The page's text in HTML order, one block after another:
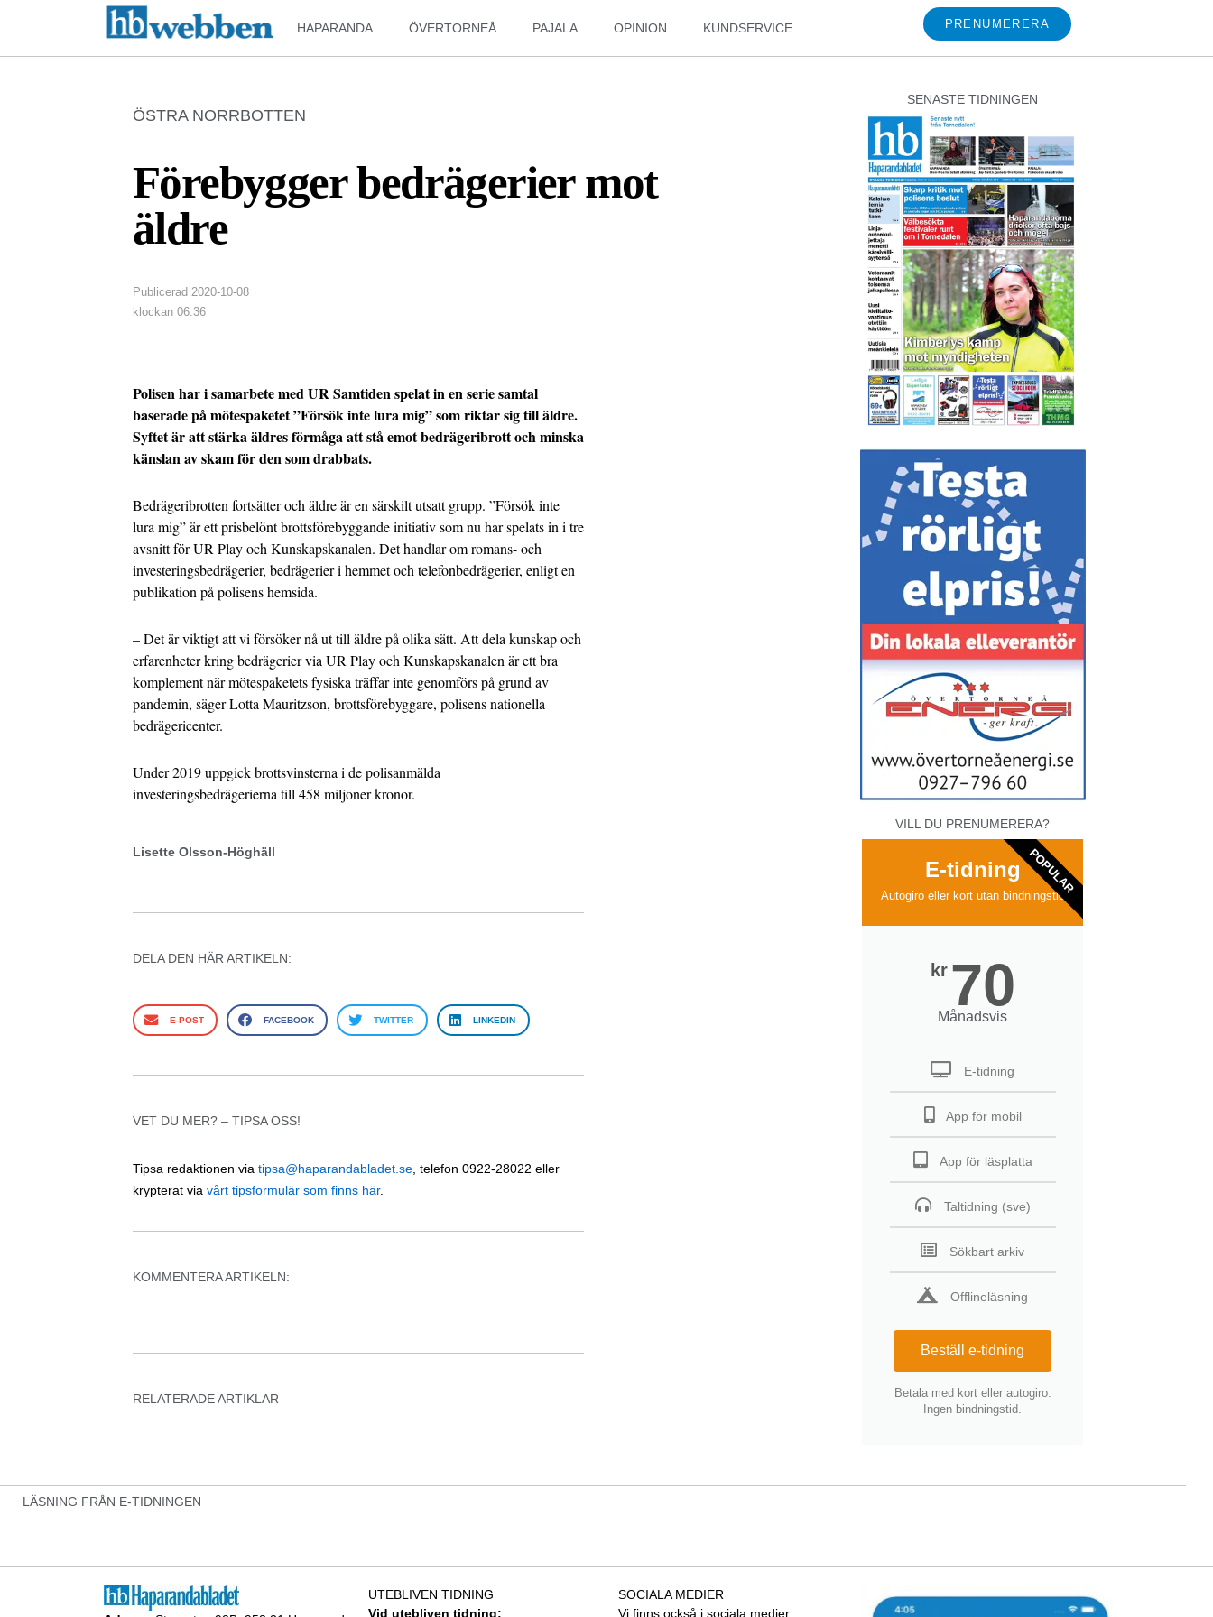
HAPARANDA ÖVERTORNEÅ PAJALA OPINION KUNDSERVICE PRENUMERERA
ÖSTRA NORRBOTTEN
Förebygger bedrägerier mot
äldre
Publicerad 2020-10-08
klockan 06:36
Polisen har i samarbete med UR Samtiden spelat in en serie samtal
baserade på mötespaketet ”Försök inte lura mig” som riktar sig till äldre.
Syftet är att stärka äldres förmåga att stå emot bedrägeribrott och minska
känslan av skam för den som drabbats.
Bedrägeribrotten fortsätter och äldre är en särskilt utsatt grupp. ”Försök inte
lura mig” är ett prisbelönt brottsförebyggande initiativ som nu har spelats in i tre
avsnitt för UR Play och Kunskapskanalen. Det handlar om romans- och
investeringsbedrägerier, bedrägerier i hemmet och telefonbedrägerier, enligt en
publikation på polisens hemsida.
– Det är viktigt att vi försöker nå ut till äldre på olika sätt. Att dela kunskap och
erfarenheter kring bedrägerier via UR Play och Kunskapskanalen är ett bra
komplement när mötespaketets fysiska träffar inte genomförs på grund av
pandemin, säger Lotta Mauritzson, brottsförebyggare, polisens nationella
bedrägericenter.
Under 2019 uppgick brottsvinsterna i de polisanmälda
investeringsbedrägerierna till 458 miljoner kronor.
Lisette Olsson-Höghäll
DELA DEN HÄR ARTIKELN:
E-POST FACEBOOK TWITTER LINKEDIN
VET DU MER? – TIPSA OSS!
Tipsa redaktionen via tipsa@haparandabladet.se , telefon 0922-28022 eller
krypterat via vårt tipsformulär som finns här.
KOMMENTERA ARTIKELN:
RELATERADE ARTIKLAR
SENASTE TIDNINGEN
VILL DU PRENUMERERA?
E-tidning
Autogiro eller kort utan bindningstid
kr 70
Månadsvis
E-tidning
App för mobil
App för läsplatta
Taltidning (sve)
Sökbart arkiv
Offlineläsning
Beställ e-tidning
Betala med kort eller autogiro.
Ingen bindningstid.
POPULAR
LÄSNING FRÅN E-TIDNINGEN
UTEBLIVEN TIDNING
Vid utebliven tidning:
SOCIALA MEDIER
Vi finns också i sociala medier: